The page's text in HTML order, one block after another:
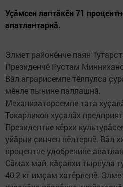
Уҫӑмсен лаптӑкӗн 71
апатлантарнӑ.
Элмет районӗнче паян
Президенчӗ Рустам
Вӑл аграрисемпе тӗлпулса
мӗнле пынине паллашнӑ.
Механизаторсемпе тата
Токарликов хуҫалӑх
Президентне кӗрхи
уйӑрни ҫинчен пӗлтернӗ. Вӑл
процентне удобренипе
Сӑмах май, кӑҫалхи тырпула
40,2 кг имҫам хатӗрленӗ.